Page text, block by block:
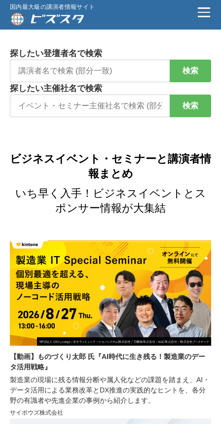
国内最大級の講演者情報サイト
探したい登壇者名で検索
検索
探したい主催社名で検索
検索
ビジネスイベント・セミナーと講演者情
報まとめ
いち早く入手！ビジネスイベントとス
ポンサー情報が大集結
【動画】ものづくり太郎 氏『AI時代に生き残る！製造業のデー
タ活用戦略』
製造業の現場に残る情報分断や属人化などの課題を踏まえ、AI・
データ活用による業務改革とDX推進の実践的なヒントを、各分
野の有識者や先進企業の事例から紹介します。
サイボウズ株式会社